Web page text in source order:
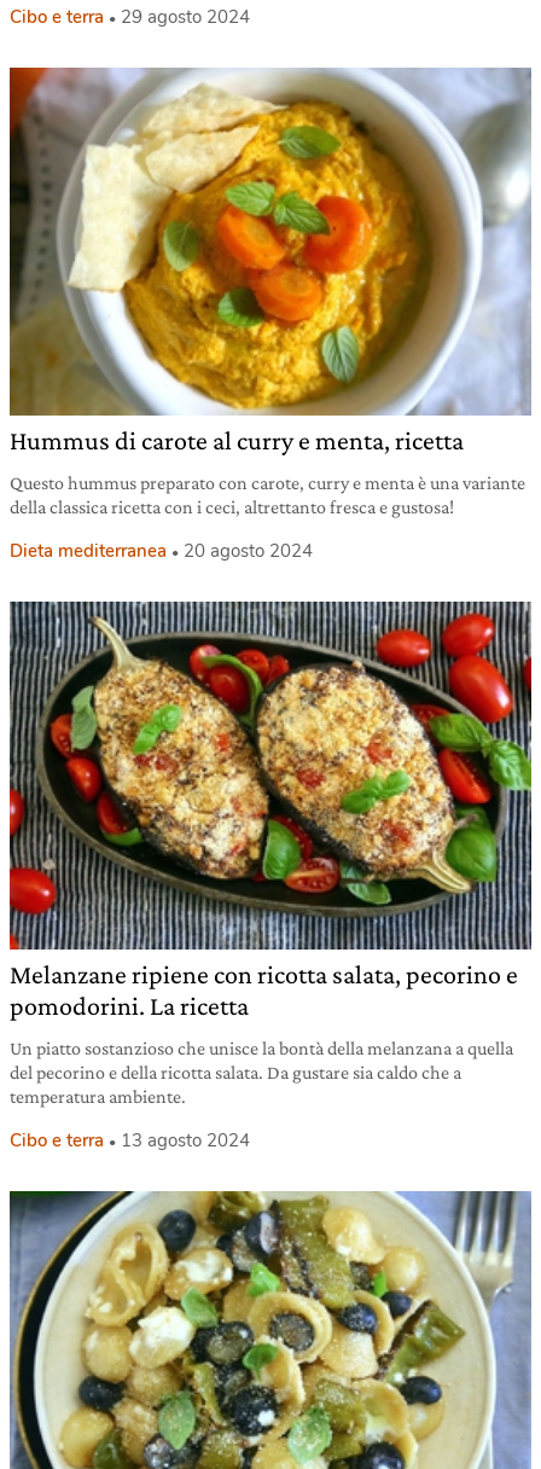
Cibo e terra 29 agosto 2024
Hummus di carote al curry e menta, ricetta
Questo hummus preparato con carote, curry e menta è una variante
della classica ricetta con i ceci, altrettanto fresca e gustosa!
Dieta mediterranea 20 agosto 2024
Melanzane ripiene con ricotta salata, pecorino e
pomodorini. La ricetta
Un piatto sostanzioso che unisce la bontà della melanzana a quella
del pecorino e della ricotta salata. Da gustare sia caldo che a
temperatura ambiente.
Cibo e terra 13 agosto 2024